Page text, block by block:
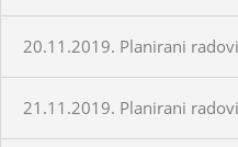
20.11.2019. Planirani
21.11.2019. Planirani